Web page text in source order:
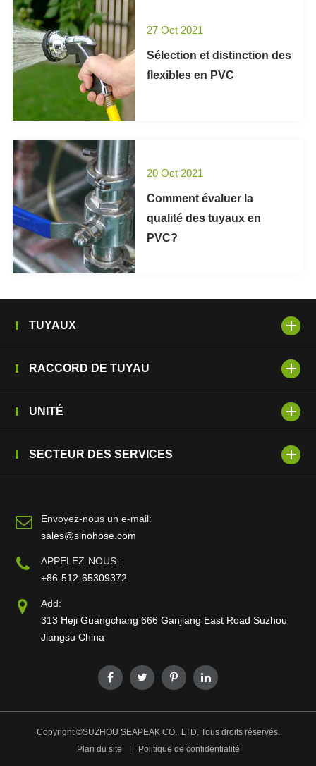
27 Oct 2021
Sélection et distinction des
flexibles en PVC
20 Oct 2021
Comment évaluer la
qualité des tuyaux en
PVC?
TUYAUX
RACCORD DE TUYAU
UNITÉ
SECTEUR DES SERVICES
Envoyez-nous un e-mail:
sales@sinohose.com
APPELEZ-NOUS :
+86-512-65309372
Add:
313 Heji Guangchang 666 Ganjiang East Road Suzhou
Jiangsu China
Copyright ©SUZHOU SEAPEAK CO., LTD.Tous droits réservés.
Plan du site
| Politique de confidentialité